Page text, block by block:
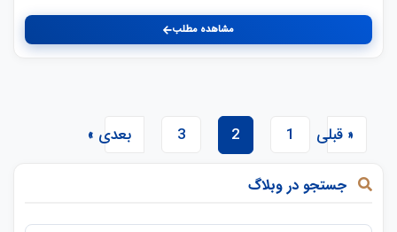
مشاهده مطلب
« قبلی 1
2
3 بعدی »
جستجو در وبلاگ